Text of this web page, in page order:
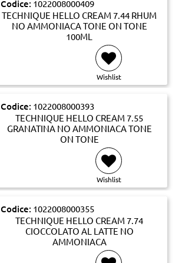
Codice: 1022008000409
TECHNIQUE HELLO CREAM 7.44 RHUM
NO AMMONIACA TONE ON TONE
100ML
Wishlist
Codice: 1022008000393
TECHNIQUE HELLO CREAM 7.55
GRANATINA NO AMMONIACA TONE
ON TONE
Wishlist
Codice: 1022008000355
TECHNIQUE HELLO CREAM 7.74
CIOCCOLATO AL LATTE NO
AMMONIACA